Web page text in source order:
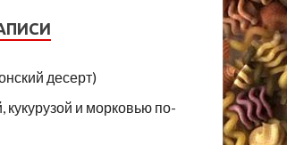
десерт)
кукурузой и морковью по-